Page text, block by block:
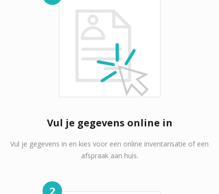
Vul je gegevens online in
Vul je gegevens in en kies voor een online inventarisatie of een
afspraak aan huis.
2